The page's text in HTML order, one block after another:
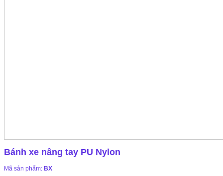
Bánh xe nâng tay PU Nylon
Mã sản phẩm: BX